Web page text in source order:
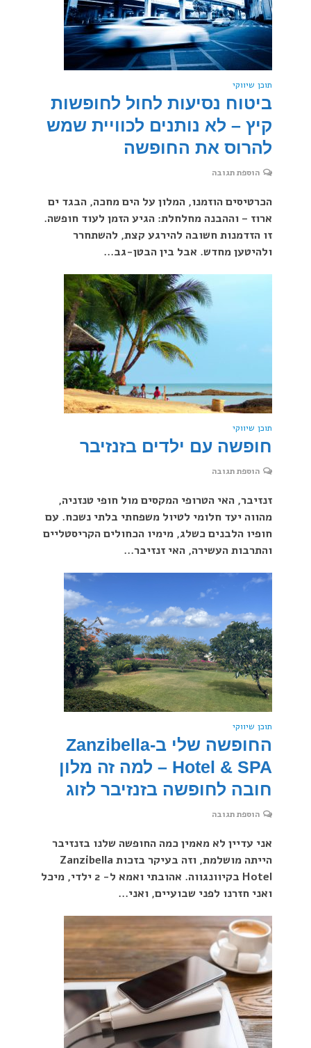
תוכן שיווקי
ביטוח נסיעות לחול לחופשות
קיץ – לא נותנים לכוויית שמש
להרוס את החופשה
הוספת תגובה
הכרטיסים הוזמנו, המלון על הים מחכה, הבגד ים
ארוז – וההבנה מחלחלת: הגיע הזמן לעוד חופשה.
זו הזדמנות חשובה להירגע קצת, להשתחרר
ולהיטען מחדש. אבל בין הבטן-גב...
תוכן שיווקי
חופשה עם ילדים בזנזיבר
הוספת תגובה
זנזיבר, האי הטרופי המקסים מול חופי טנזניה,
מהווה יעד חלומי לטיול משפחתי בלתי נשכח. עם
חופיו הלבנים כשלג, מימיו הכחולים הקריסטליים
והתרבות העשירה, האי זנזיבר...
תוכן שיווקי
החופשה שלי ב-Zanzibella
Hotel & SPA – למה זה מלון
חובה לחופשה בזנזיבר לזוג
הוספת תגובה
אני עדיין לא מאמין כמה החופשה שלנו בזנזיבר
הייתה מושלמת, וזה בעיקר בזכות Zanzibella
Hotel בקיוונגווה. אהובתי ואמא ל- 2 ילדי, מיכל
ואני חזרנו לפני שבועיים, ואני...